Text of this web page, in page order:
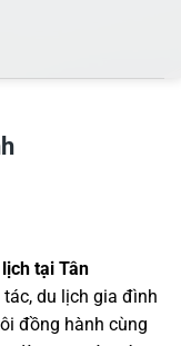
tại Tân
du lịch gia đình
đồng hành cùng